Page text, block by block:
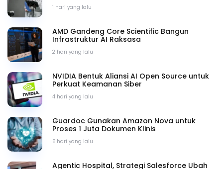
1 hari yang lalu
2 hari yang lalu
AMD Gandeng Core Scientific Bangun
Infrastruktur AI Raksasa
4 hari yang lalu
NVIDIA Bentuk Aliansi AI Open Source untuk
Perkuat Keamanan Siber
6 hari yang lalu
Guardoc Gunakan Amazon Nova untuk
Proses 1 Juta Dokumen Klinis
Agentic Hospital, Strategi Salesforce Ubah